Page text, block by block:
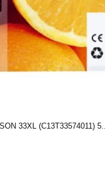
33XL (C13T33574011) 5...